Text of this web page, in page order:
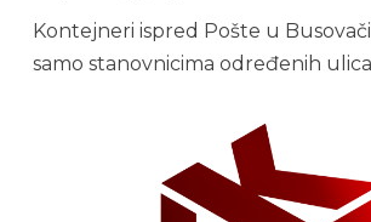
Kontejneri ispred Pošte u
samo stanovnicima određenih ulica